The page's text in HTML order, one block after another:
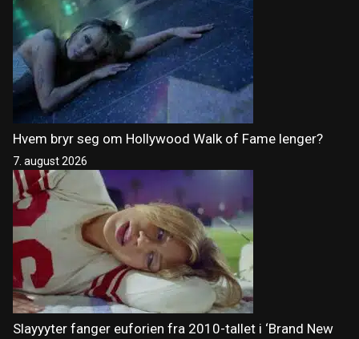
Hvem bryr seg om Hollywood Walk of Fame lenger?
7. august 2026
Slayyyter fanger euforien fra 2010-tallet i ‘Brand New